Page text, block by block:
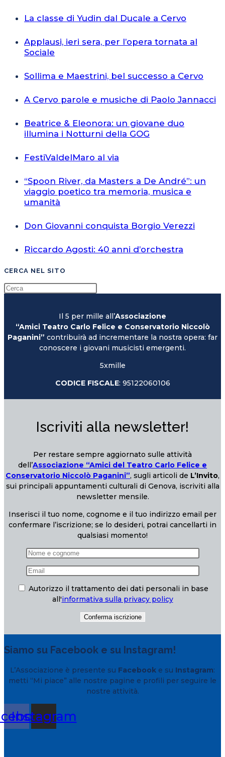
La classe di Yudin dal Ducale a Cervo
Applausi, ieri sera, per l’opera tornata al
Sociale
Sollima e Maestrini, bel successo a Cervo
A Cervo parole e musiche di Paolo Jannacci
Beatrice & Eleonora: un giovane duo
illumina i Notturni della GOG
FestiValdelMaro al via
“Spoon River, da Masters a De André”: un
viaggio poetico tra memoria, musica e
umanità
Don Giovanni conquista Borgio Verezzi
Riccardo Agosti: 40 anni d’orchestra
CERCA NEL SITO
Il 5 per mille all’Associazione
“Amici Teatro Carlo Felice e Conservatorio Niccolò
Paganini” contribuirà ad incrementare la nostra opera: far
conoscere i giovani musicisti emergenti.
5xmille
CODICE FISCALE: 95122060106
Iscriviti alla newsletter!
Per restare sempre aggiornato sulle attività
dell’Associazione “Amici del Teatro Carlo Felice e
Conservatorio Niccolò Paganini”, sugli articoli de L’Invito,
sui principali appuntamenti culturali di Genova, iscriviti alla
newsletter mensile.
Inserisci il tuo nome, cognome e il tuo indirizzo email per
confermare l’iscrizione; se lo desideri, potrai cancellarti in
qualsiasi momento!
Autorizzo il trattamento dei dati personali in base
all'informativa sulla privacy policy
Siamo su Facebook e su Instagram!
L’Associazione è presente su Facebook e su Instagram:
metti “Mi piace” alle nostre pagine e profili per seguire le
nostre attività.
Instagram